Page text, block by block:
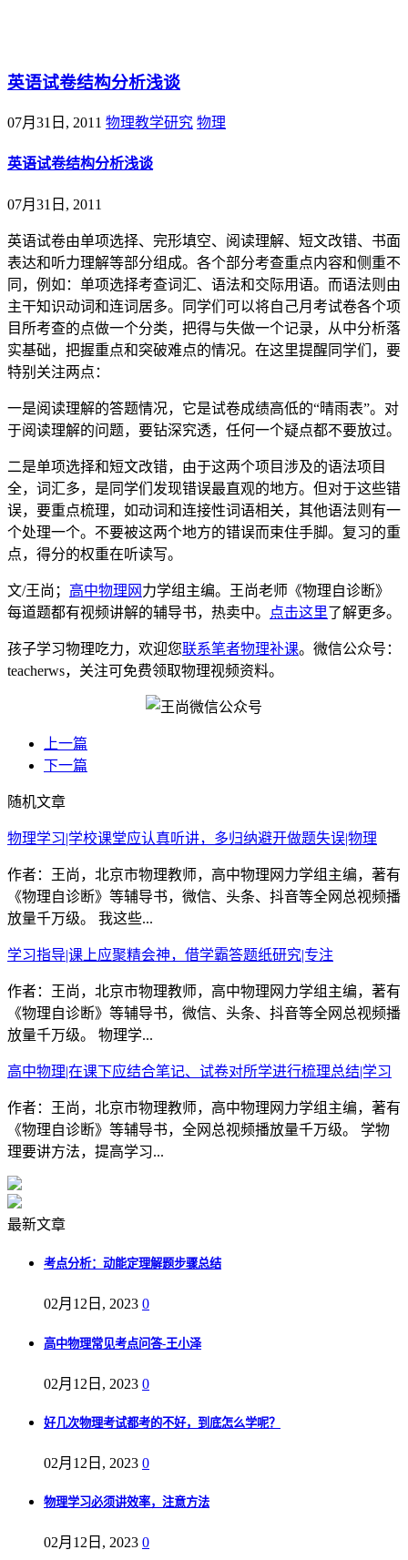
英语试卷结构分析浅谈
07月31日, 2011 物理教学研究 物理
英语试卷结构分析浅谈
07月31日, 2011
英语试卷由单项选择、完形填空、阅读理解、短文改错、书面
表达和听力理解等部分组成。各个部分考查重点内容和侧重不
同，例如：单项选择考查词汇、语法和交际用语。而语法则由
主干知识动词和连词居多。同学们可以将自己月考试卷各个项
目所考查的点做一个分类，把得与失做一个记录，从中分析落
实基础，把握重点和突破难点的情况。在这里提醒同学们，要
特别关注两点：
一是阅读理解的答题情况，它是试卷成绩高低的“晴雨表”。对
于阅读理解的问题，要钻深究透，任何一个疑点都不要放过。
二是单项选择和短文改错，由于这两个项目涉及的语法项目
全，词汇多，是同学们发现错误最直观的地方。但对于这些错
误，要重点梳理，如动词和连接性词语相关，其他语法则有一
个处理一个。不要被这两个地方的错误而束住手脚。复习的重
点，得分的权重在听读写。
文/王尚； 高中物理网 力学组主编。王尚老师《物理自诊断》
每道题都有视频讲解的辅导书，热卖中。
点击这里了解更多。
孩子学习物理吃力，欢迎您联系笔者物理补课。微信公众号：
teacherws，关注可免费领取物理视频资料。
上一篇
下一篇
随机文章
物理学习|学校课堂应认真听讲，多归纳避开做题失误|物理
作者：王尚，北京市物理教师，高中物理网力学组主编，著有
《物理自诊断》等辅导书，微信、头条、抖音等全网总视频播
放量千万级。 我这些...
学习指导|课上应聚精会神，借学霸答题纸研究|专注
作者：王尚，北京市物理教师，高中物理网力学组主编，著有
《物理自诊断》等辅导书，微信、头条、抖音等全网总视频播
放量千万级。 物理学...
高中物理|在课下应结合笔记、试卷对所学进行梳理总结|学习
作者：王尚，北京市物理教师，高中物理网力学组主编，著有
《物理自诊断》等辅导书，全网总视频播放量千万级。 学物
理要讲方法，提高学习...
最新文章
考点分析：动能定理解题步骤总结
02月12日, 2023 0
高中物理常见考点问答-王小泽
02月12日, 2023 0
好几次物理考试都考的不好，到底怎么学呢？
02月12日, 2023 0
物理学习必须讲效率，注意方法
02月12日, 2023 0